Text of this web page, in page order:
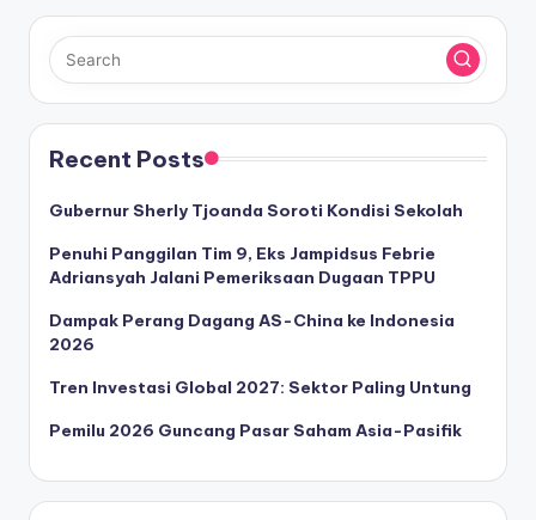
Recent Posts
Gubernur Sherly Tjoanda Soroti Kondisi Sekolah
Penuhi Panggilan Tim 9, Eks Jampidsus Febrie
Adriansyah Jalani Pemeriksaan Dugaan TPPU
Dampak Perang Dagang AS-China ke Indonesia
2026
Tren Investasi Global 2027: Sektor Paling Untung
Pemilu 2026 Guncang Pasar Saham Asia-Pasifik